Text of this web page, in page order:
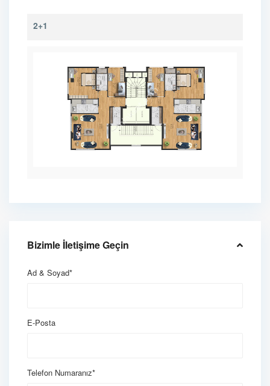
2+1
Bizimle İletişime Geçin
Ad & Soyad*
E-Posta
Telefon Numaranız*